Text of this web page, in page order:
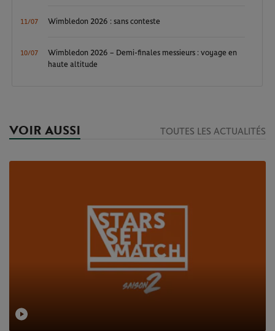
11/07 Wimbledon 2026 : sans conteste
10/07
Wimbledon 2026 – Demi-finales messieurs : voyage en
haute altitude
VOIR AUSSI TOUTES LES ACTUALITÉS